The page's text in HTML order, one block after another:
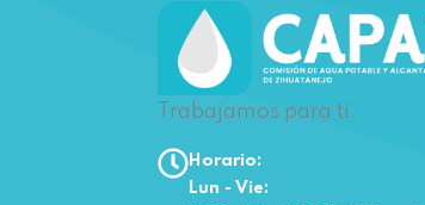
Trabajamos para ti.
Horario:
Lun - Vie: